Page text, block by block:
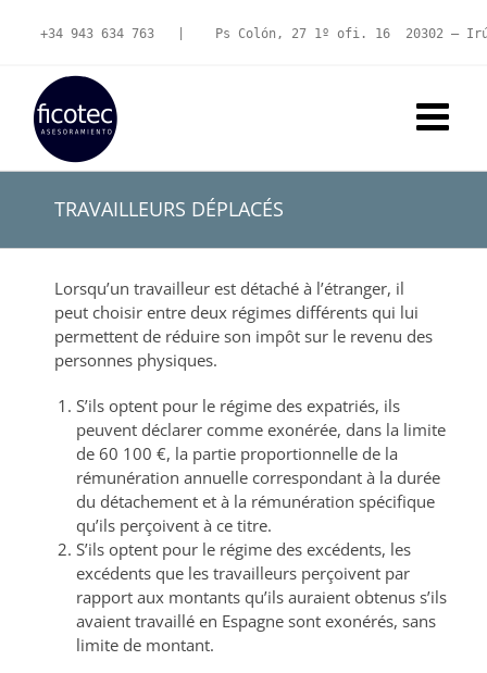
+34 943 634 763 Ps Colón, 27 1º ofi. 16  20302 –
TRAVAILLEURS DÉPLACÉS
Lorsqu’un travailleur est détaché à l’étranger, il
peut choisir entre deux régimes différents qui lui
permettent de réduire son impôt sur le revenu des
personnes physiques.
S’ils optent pour le régime des expatriés, ils
peuvent déclarer comme exonérée, dans la limite
de 60 100 €, la partie proportionnelle de la
rémunération annuelle correspondant à la durée
du détachement et à la rémunération spécifique
qu’ils perçoivent à ce titre.
S’ils optent pour le régime des excédents, les
excédents que les travailleurs perçoivent par
rapport aux montants qu’ils auraient obtenus s’ils
avaient travaillé en Espagne sont exonérés, sans
limite de montant.